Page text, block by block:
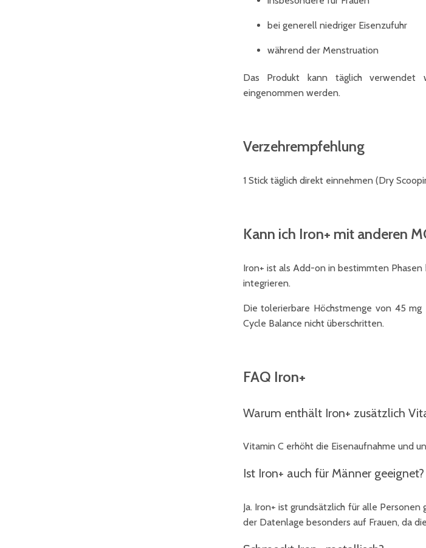
bei generell niedriger Eisenzufuhr
während der Menstruation
Das Produkt kann täglich verwendet
eingenommen werden.
Verzehrempfehlung
1 Stick täglich direkt einnehmen (Dry
Kann ich Iron+ mit anderen
Iron+ ist als Add-on in bestimmten
integrieren.
Die tolerierbare Höchstmenge von 45
Cycle Balance nicht überschritten.
FAQ Iron+
Warum enthält Iron+ zusätzlich
Vitamin C erhöht die Eisenaufnahme und
Ist Iron+ auch für Männer geeignet?
Ja. Iron+ ist grundsätzlich für alle
der Datenlage besonders auf Frauen, da